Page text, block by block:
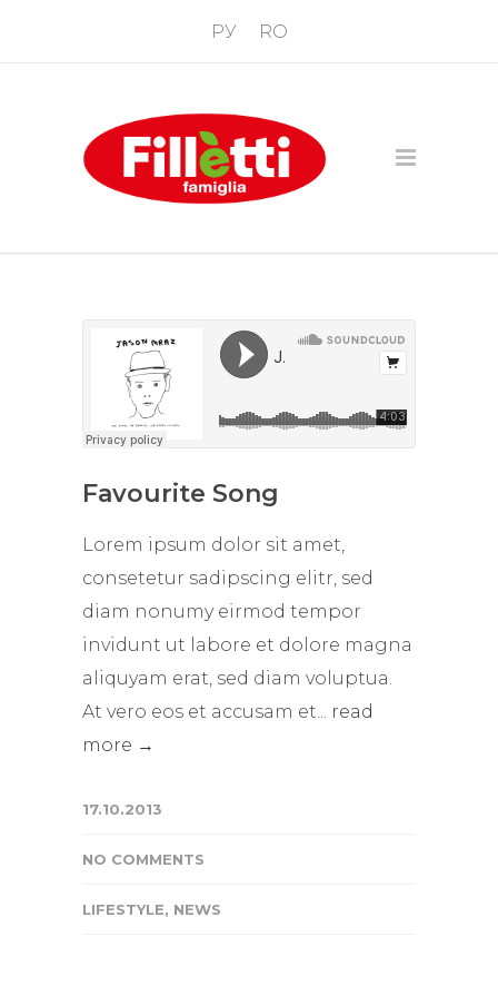
РУ RO
Favourite Song
Lorem ipsum dolor sit amet,
consetetur sadipscing elitr, sed
diam nonumy eirmod tempor
invidunt ut labore et dolore magna
aliquyam erat, sed diam voluptua.
At vero eos et accusam et... read
more →
17.10.2013
NO COMMENTS
LIFESTYLE, NEWS